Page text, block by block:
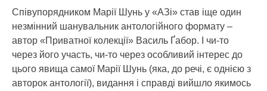
Співупорядником Марії Шунь у «АЗі» став іще один
незмінний шанувальник антологійного формату –
автор «Приватної колекції» Василь Ґабор. І чи-то
через його участь, чи-то через особливий інтерес до
цього явища самої Марії Шунь (яка, до речі, є однією з
авторок антології), видання і справді вийшло якимось